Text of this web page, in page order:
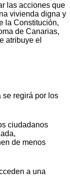
las acciones que
vivienda digna y
la Constitución,
de Canarias,
atribuye el
se regirá por los
ciudadanos
de menos
a una